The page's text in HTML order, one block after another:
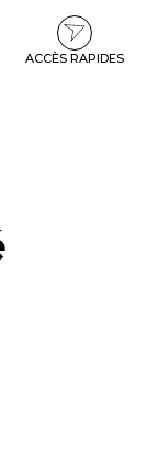
ACCÈS RAPIDES